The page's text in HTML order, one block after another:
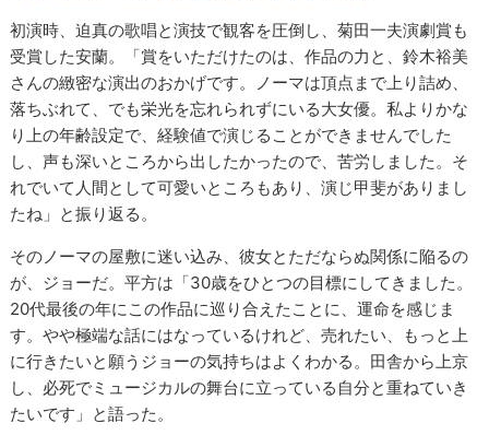
初演時、迫真の歌唱と演技で観客を圧倒し、菊田一夫演劇賞も
受賞した安蘭。「賞をいただけたのは、作品の力と、鈴木裕美
さんの緻密な演出のおかげです。ノーマは頂点まで上り詰め、
落ちぶれて、でも栄光を忘れられずにいる大女優。私よりかな
り上の年齢設定で、経験値で演じることができませんでした
し、声も深いところから出したかったので、苦労しました。そ
れでいて人間として可愛いところもあり、演じ甲斐がありまし
たね」と振り返る。
そのノーマの屋敷に迷い込み、彼女とただならぬ関係に陥るの
が、ジョーだ。平方は「30歳をひとつの目標にしてきました。
20代最後の年にこの作品に巡り合えたことに、運命を感じま
す。やや極端な話にはなっているけれど、売れたい、もっと上
に行きたいと願うジョーの気持ちはよくわかる。田舎から上京
し、必死でミュージカルの舞台に立っている自分と重ねていき
たいです」と語った。